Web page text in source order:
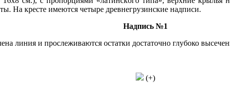
На кресте имеются четыре древнегрузинские надписи.
Надпись №1
линия и прослеживаются остатки достаточно глубоко
(+)